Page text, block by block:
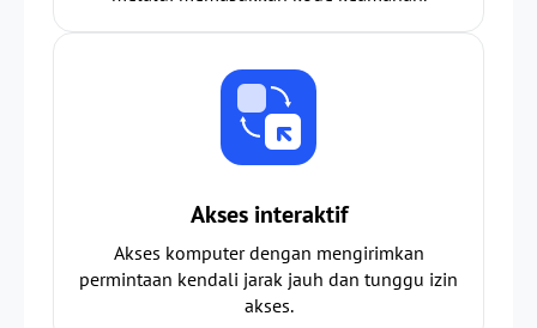
Akses interaktif
Akses komputer dengan mengirimkan
permintaan kendali jarak jauh dan tunggu izin
akses.